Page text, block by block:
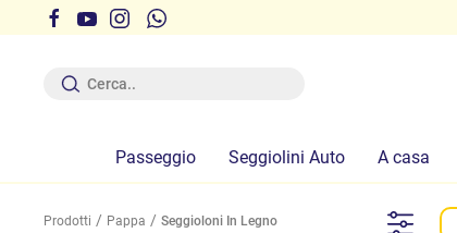
ferie dal 12 al 19 Agosto compresi
Passeggio Seggiolini Auto A casa
Prodotti Pappa Seggioloni In Legno